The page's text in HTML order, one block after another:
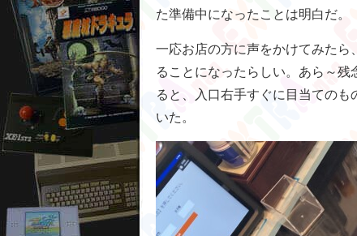
た準備中になったことは明白だ。
一応お店の方に声をかけてみた
ることになったらしい。あら～
ると、入口右手すぐに目当ての
いた。